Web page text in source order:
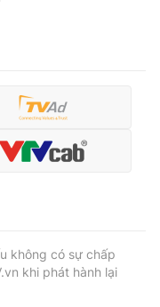
không có sự chấp
khi phát hành lại